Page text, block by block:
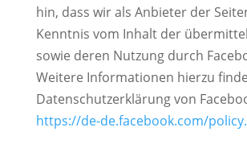
hin, dass wir als Anbieter der
Kenntnis vom Inhalt der
sowie deren Nutzung durch
Weitere Informationen hierzu
Datenschutzerklärung von
https://de-de.facebook.com/